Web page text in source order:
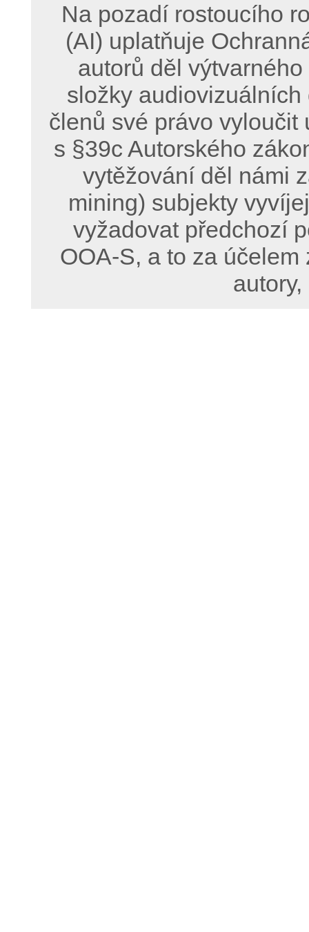
Na pozadí rostoucího
(AI) uplatňuje
autorů děl
složky
členů své právo
s §39c Autorského
vytěžování děl námi
mining) subjekty
vyžadovat předchozí
OOA-S, a to za